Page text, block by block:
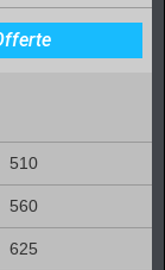
510
560
625